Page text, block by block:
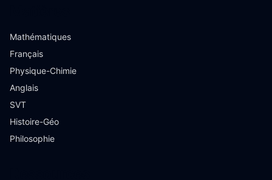
Mathématiques
Français
Physique-Chimie
Anglais
SVT
Histoire-Géo
Philosophie